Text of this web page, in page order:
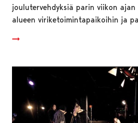
joulutervehdyksiä parin viikon ajan
alueen viriketoimintapaikoihin ja